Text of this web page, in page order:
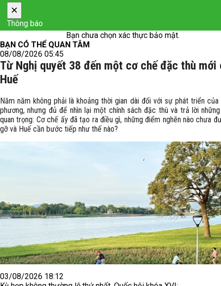
×
Thông báo
Bạn chưa chọn xác thực bảo mật.
BẠN CÓ THỂ QUAN TÂM
08/08/2026 05:45
Từ Nghị quyết 38 đến một cơ chế đặc thù mới
Huế
Năm năm không phải là khoảng thời gian dài đối với sự phát triển
phương, nhưng đủ để nhìn lại một chính sách đặc thù và trả lời
quan trọng: Cơ chế ấy đã tạo ra điều gì, những điểm nghẽn nào chưa
gỡ và Huế cần bước tiếp như thế nào?
03/08/2026 18:12